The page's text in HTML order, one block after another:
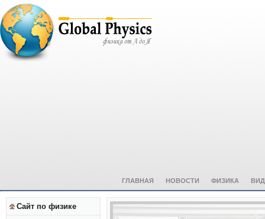
ГЛАВНАЯ НОВОСТИ ФИЗИКА
Сайт по физике